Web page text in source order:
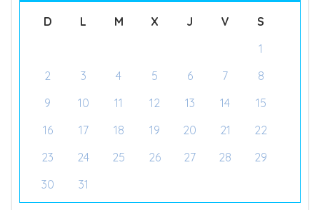
D L M X J V
S
1
2
3 4 5 6 7
8
9
10 11 12 13 14
15
16
17 18 19 20 21
22
23
24 25 26 27 28
29
30
31